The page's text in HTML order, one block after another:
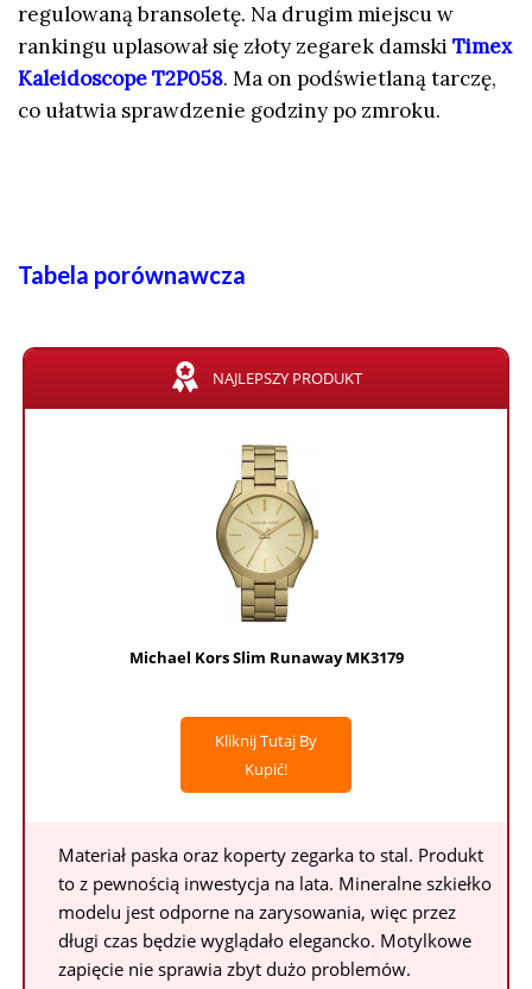
regulowaną bransoletę. Na drugim miejscu w
rankingu uplasował się złoty zegarek damski Timex
Kaleidoscope T2P058. Ma on podświetlaną tarczę,
co ułatwia sprawdzenie godziny po zmroku.
Tabela porównawcza
NAJLEPSZY PRODUKT
Michael Kors Slim Runaway MK3179
Kliknij Tutaj By
Kupić!
Materiał paska oraz koperty zegarka to stal. Produkt
to z pewnością inwestycja na lata. Mineralne szkiełko
modelu jest odporne na zarysowania, więc przez
długi czas będzie wyglądało elegancko. Motylkowe
zapięcie nie sprawia zbyt dużo problemów.